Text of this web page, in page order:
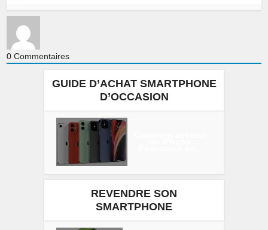
0 Commentaires
GUIDE D’ACHAT SMARTPHONE
D’OCCASION
REVENDRE SON
SMARTPHONE